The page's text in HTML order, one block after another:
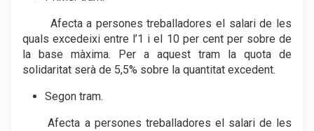
Afecta a persones treballadores el salari de les
quals excedeixi entre l’1 i el 10 per cent per sobre de
la base màxima. Per a aquest tram la quota de
solidaritat serà de 5,5% sobre la quantitat excedent.
Segon tram.
Afecta a persones treballadores el salari de les